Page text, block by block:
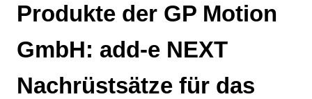
Produkte der GP Motion
GmbH: add-e NEXT
Nachrüstsätze für das